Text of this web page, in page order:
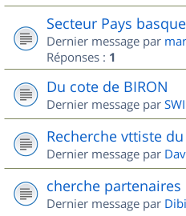
Secteur Pays basque
Dernier message par
Réponses : 1
Du cote de BIRON
Dernier message par
Recherche vttiste
Dernier message par
cherche partenaires
Dernier message par